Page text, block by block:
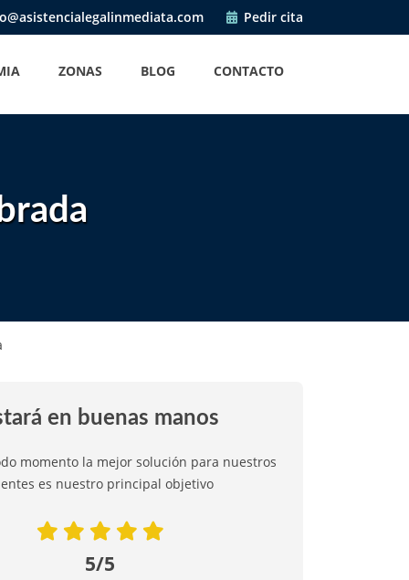
Pedir cita
ZONAS BLOG CONTACTO
en buenas manos
momento la mejor solución para nuestros
es nuestro principal objetivo
5/5